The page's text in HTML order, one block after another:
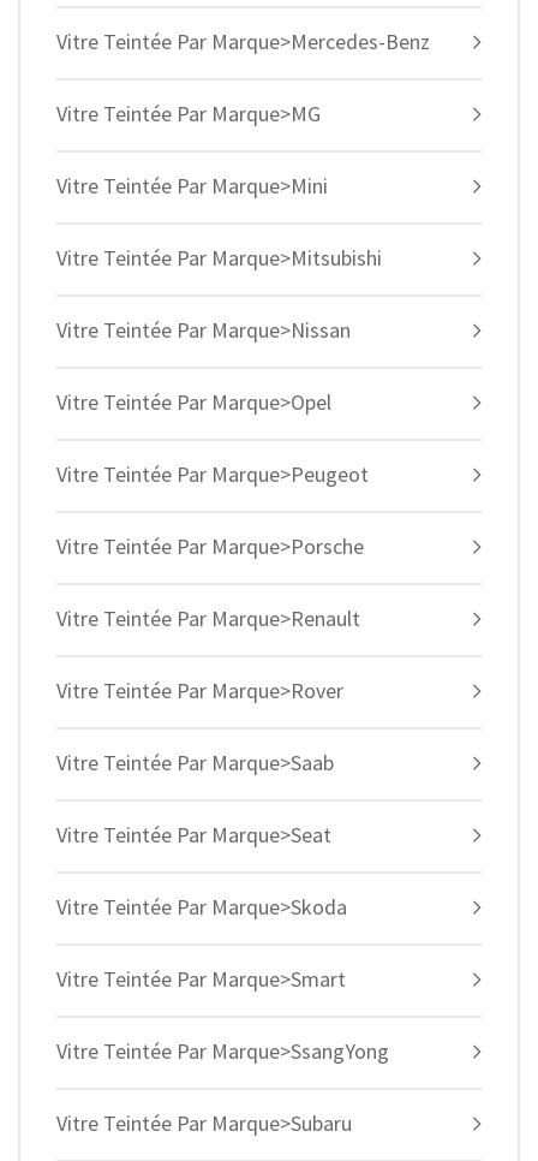
Vitre Teintée Par Marque>Mercedes-Benz
Vitre Teintée Par Marque>MG
Vitre Teintée Par Marque>Mini
Vitre Teintée Par Marque>Mitsubishi
Vitre Teintée Par Marque>Nissan
Vitre Teintée Par Marque>Opel
Vitre Teintée Par Marque>Peugeot
Vitre Teintée Par Marque>Porsche
Vitre Teintée Par Marque>Renault
Vitre Teintée Par Marque>Rover
Vitre Teintée Par Marque>Saab
Vitre Teintée Par Marque>Seat
Vitre Teintée Par Marque>Skoda
Vitre Teintée Par Marque>Smart
Vitre Teintée Par Marque>SsangYong
Vitre Teintée Par Marque>Subaru